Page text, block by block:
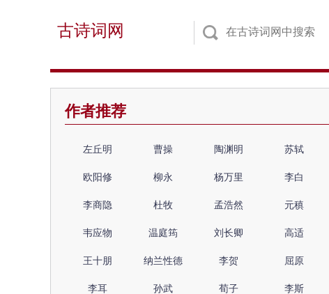
古诗词网
作者推荐
左丘明 曹操 陶渊明 苏轼
欧阳修 柳永 杨万里 李白
李商隐 杜牧 孟浩然 元稹
韦应物 温庭筠 刘长卿 高适
王十朋 纳兰性德 李贺 屈原
李耳 孙武 荀子 李斯